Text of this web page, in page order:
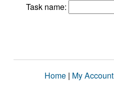
Task name:
Home | My Account